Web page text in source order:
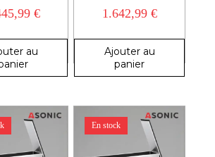
€
au
1.642,99 €
Ajouter au
panier
En stock